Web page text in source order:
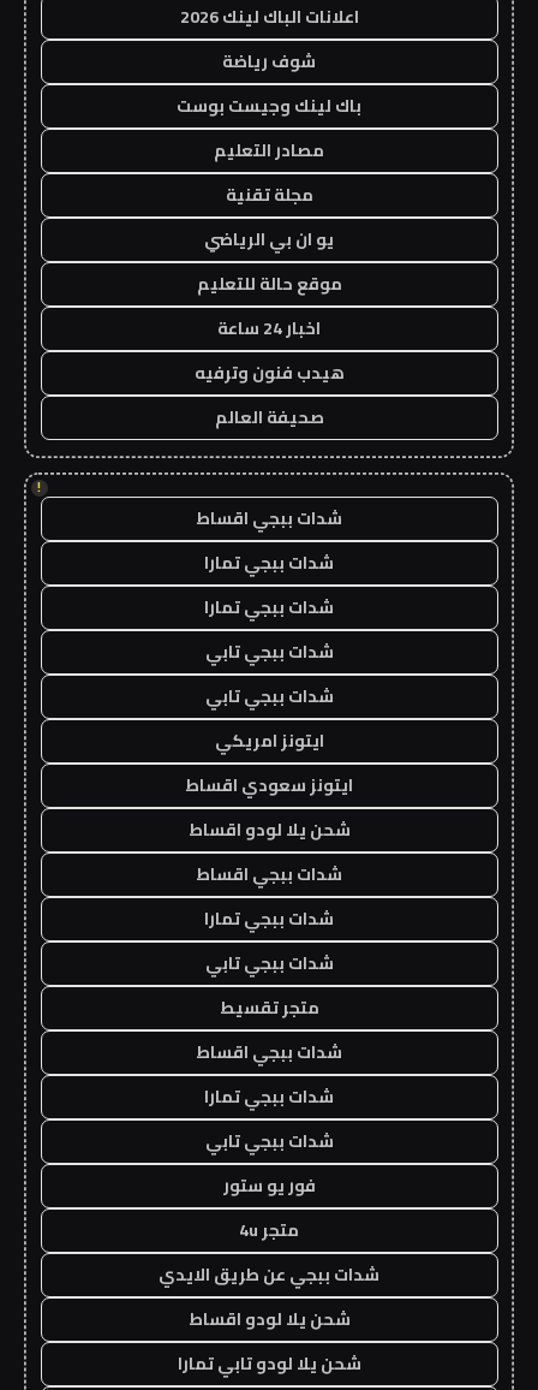
اعلانات الباك لينك 2026
شوف رياضة
باك لينك وجيست بوست
مصادر التعليم
مجلة تقنية
يو ان بي الرياضي
موقع حالة للتعليم
اخبار 24 ساعة
هيدب فنون وترفيه
صحيفة العالم
!
شدات ببجي اقساط
شدات ببجي تمارا
شدات ببجي تمارا
شدات ببجي تابي
شدات ببجي تابي
ايتونز امريكي
ايتونز سعودي اقساط
شحن يلا لودو اقساط
شدات ببجي اقساط
شدات ببجي تمارا
شدات ببجي تابي
متجر تقسيط
شدات ببجي اقساط
شدات ببجي تمارا
شدات ببجي تابي
فور يو ستور
متجر 4u
شدات ببجي عن طريق الايدي
شحن يلا لودو اقساط
شحن يلا لودو تابي تمارا